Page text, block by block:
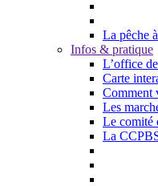
La pêche
Infos & pratique
L’office
Carte
Comment
Les
Le comité
La